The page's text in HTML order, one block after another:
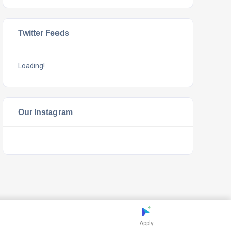
Twitter Feeds
Loading!
Our Instagram
Apply